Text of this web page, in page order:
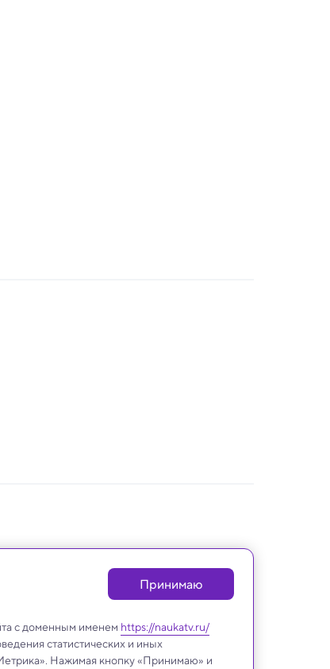
Принимаю
с доменным именем https://naukatv.ru/
статистических и иных
Нажимая кнопку «Принимаю» и